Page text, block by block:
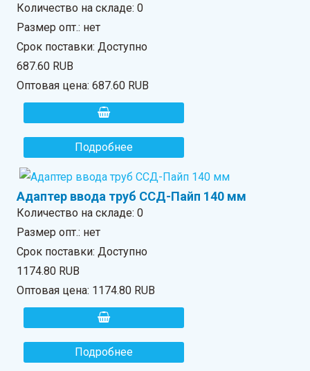
Количество на складе:0
Размер опт.: нет
Срок поставки: Доступно
687.60 RUB
Оптовая цена:687.60 RUB
Подробнее
Адаптер ввода труб ССД-Пайп 140 мм
Количество на складе:0
Размер опт.: нет
Срок поставки: Доступно
1174.80 RUB
Оптовая цена: 1174.80 RUB
Подробнее